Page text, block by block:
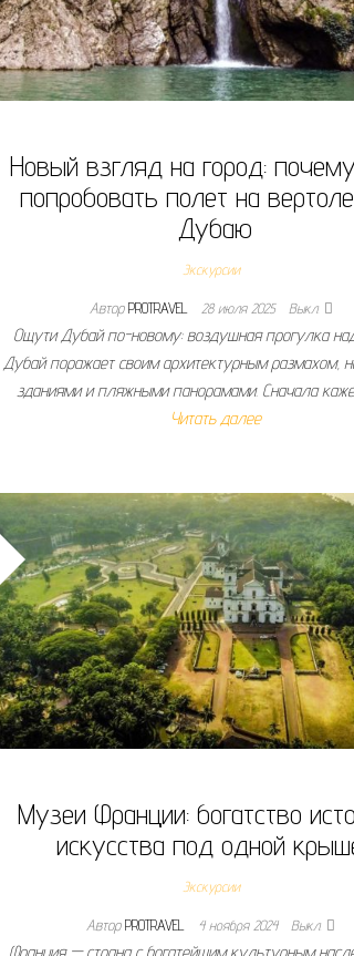
Новый взгляд на город:
попробовать полет на
Дубаю
Экскурсии
АвторPROTRAVEL 28 июля 2025 Выкл.
Ощути Дубай по-новому: воздушная прогулка
Дубай поражает своим архитектурным размахом,
зданиями и пляжными панорамами. Сначала
Читать далее
Музеи Франции: богатство
искусства под одной
Экскурсии
АвторPROTRAVEL 4 ноября 2024 Выкл.
Франция — страна с богатейшим культурным